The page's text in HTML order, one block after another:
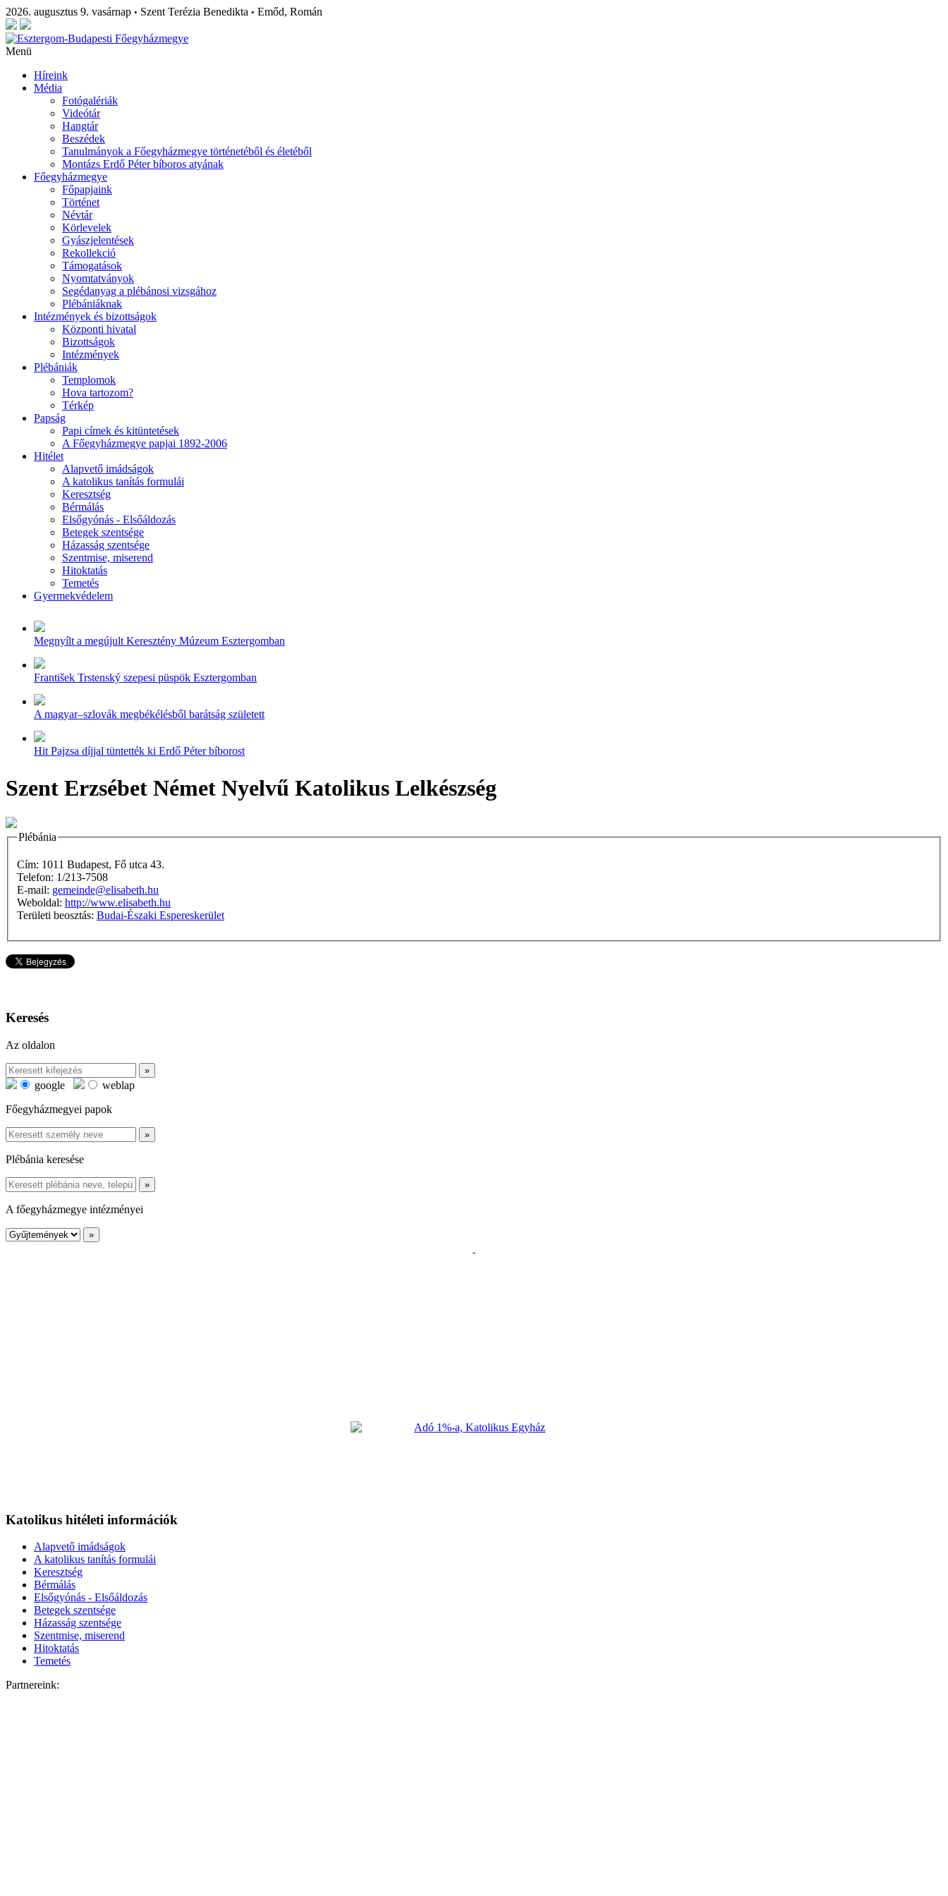
2026. augusztus 9. vasárnap • Szent Terézia Benedikta • Emőd, Román
Menü
Híreink
Média
Fotógalériák
Videótár
Hangtár
Beszédek
Tanulmányok a Főegyházmegye történetéből és életéből
Montázs Erdő Péter bíboros atyának
Főegyházmegye
Főpapjaink
Történet
Névtár
Körlevelek
Gyászjelentések
Rekollekció
Támogatások
Nyomtatványok
Segédanyag a plébánosi vizsgához
Plébániáknak
Intézmények és bizottságok
Központi hivatal
Bizottságok
Intézmények
Plébániák
Templomok
Hova tartozom?
Térkép
Papság
Papi címek és kitüntetések
A Főegyházmegye papjai 1892-2006
Hitélet
Alapvető imádságok
A katolikus tanítás formulái
Keresztség
Bérmálás
Elsőgyónás - Elsőáldozás
Betegek szentsége
Házasság szentsége
Szentmise, miserend
Hitoktatás
Temetés
Gyermekvédelem
Megnyílt a megújult Keresztény Múzeum Esztergomban
František Trstenský szepesi püspök Esztergomban
A magyar–szlovák megbékélésből barátság született
Hit Pajzsa díjjal tüntették ki Erdő Péter bíborost
Szent Erzsébet Német Nyelvű Katolikus Lelkészség
Plébánia
Cím: 1011 Budapest, Fő utca 43.
Telefon: 1/213-7508
E-mail: gemeinde@elisabeth.hu
Weboldal: http://www.elisabeth.hu
Területi beosztás: Budai-Északi Espereskerület
Keresés
Az oldalon
google
weblap
Főegyházmegyei papok
Plébánia keresése
A főegyházmegye intézményei
Katolikus hitéleti információk
Alapvető imádságok
A katolikus tanítás formulái
Keresztség
Bérmálás
Elsőgyónás - Elsőáldozás
Betegek szentsége
Házasság szentsége
Szentmise, miserend
Hitoktatás
Temetés
Partnereink: